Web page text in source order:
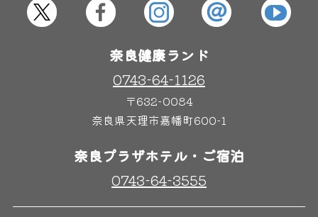
奈良健康ランド
0743-64-1126
〒632-0084
奈良県天理市嘉幡町600-1
奈良プラザホテル・ご宿泊
0743-64-3555